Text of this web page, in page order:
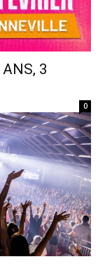
3
0